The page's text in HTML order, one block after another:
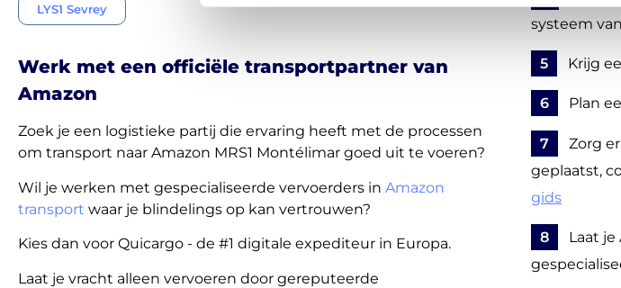
LYS1 Sevrey
Werk met een officiële transportpartner van
Amazon
Zoek je een logistieke partij die ervaring heeft met de processen
om transport naar Amazon MRS1 Montélimar goed uit te voeren?
Wil je werken met gespecialiseerde vervoerders in Amazon
transport waar je blindelings op kan vertrouwen?
Kies dan voor Quicargo - de #1 digitale expediteur in Europa.
Laat je vracht alleen vervoeren door gereputeerde
systeem
5 Krijg
6 Plan
7
Zorg
geplaatst,
gids
8
Laat je